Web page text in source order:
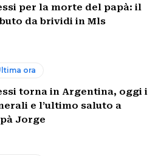
per la morte del papà: il
da brividi in Mls
ora
torna in Argentina, oggi i
e l’ultimo saluto a
Jorge